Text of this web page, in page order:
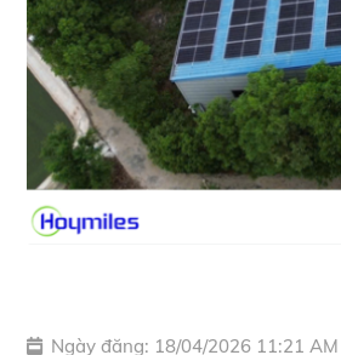
Ngày đăng: 18/04/2026 11:21 AM